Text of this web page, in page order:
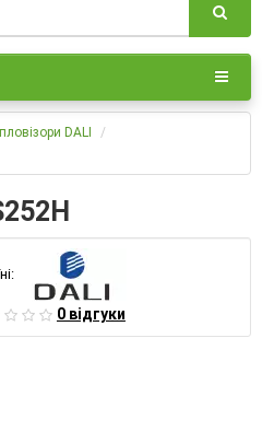
DALI
0 відгуки